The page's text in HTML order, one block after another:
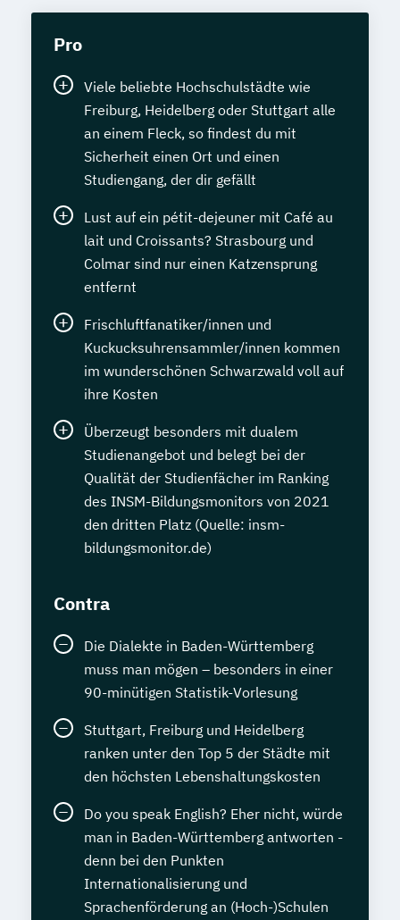
Pro
Viele beliebte Hochschulstädte wie
Freiburg, Heidelberg oder Stuttgart alle
an einem Fleck, so findest du mit
Sicherheit einen Ort und einen
Studiengang, der dir gefällt
Lust auf ein pétit-dejeuner mit Café au
lait und Croissants? Strasbourg und
Colmar sind nur einen Katzensprung
entfernt
Frischluftfanatiker/innen und
Kuckucksuhrensammler/innen kommen
im wunderschönen Schwarzwald voll auf
ihre Kosten
Überzeugt besonders mit dualem
Studienangebot und belegt bei der
Qualität der Studienfächer im Ranking
des INSM-Bildungsmonitors von 2021
den dritten Platz (Quelle: insm-
bildungsmonitor.de)
Contra
Die Dialekte in Baden-Württemberg
muss man mögen – besonders in einer
90-minütigen Statistik-Vorlesung
Stuttgart, Freiburg und Heidelberg
ranken unter den Top 5 der Städte mit
den höchsten Lebenshaltungskosten
Do you speak English? Eher nicht, würde
man in Baden-Württemberg antworten -
denn bei den Punkten
Internationalisierung und
Sprachenförderung an (Hoch-)Schulen